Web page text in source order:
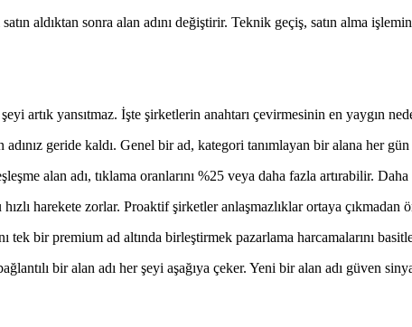
aldıktan sonra alan adını değiştirir. Teknik geçiş, satın alma
artık yansıtmaz. İşte şirketlerin anahtarı çevirmesinin en yaygın
geride kaldı. Genel bir ad, kategori tanımlayan bir alana her gün
alan adı, tıklama oranlarını %25 veya daha fazla artırabilir.
harekete zorlar. Proaktif şirketler anlaşmazlıklar ortaya çıkmadan
tek bir premium ad altında birleştirmek pazarlama harcamalarını
bir alan adı her şeyi aşağıya çeker. Yeni bir alan adı güven